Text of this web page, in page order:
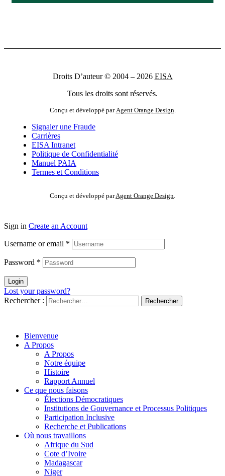
Droits D’auteur © 2004 – 2026 EISA
Tous les droits sont réservés.
Conçu et développé par Agent Orange Design
Signaler une Fraude
Carrières
EISA Intranet
Politique de Confidentialité
Manuel PAIA
Termes et Conditions
Conçu et développé parAgent Orange Design
Sign in Create an Account
Username or email *
Password *
Login
Lost your password?
Rechercher :
Bienvenue
A Propos
A Propos
Notre équipe
Histoire
Rapport Annuel
Ce que nous faisons
Élections Démocratiques
Institutions de Gouvernance et Processus Politiques
Participation Inclusive
Recherche et Publications
Où nous travaillons
Afrique du Sud
Cote d’Ivoire
Madagascar
Niger